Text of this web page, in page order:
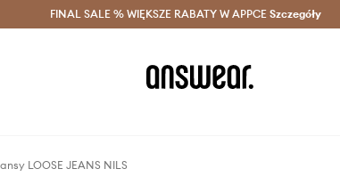
Oszczędzaj z Answear Club > Dostawa nawet w 24h >
FINAL SALE % WIĘKSZE RABATY W APPCE Szczegóły
LOOSE JEANS NILS